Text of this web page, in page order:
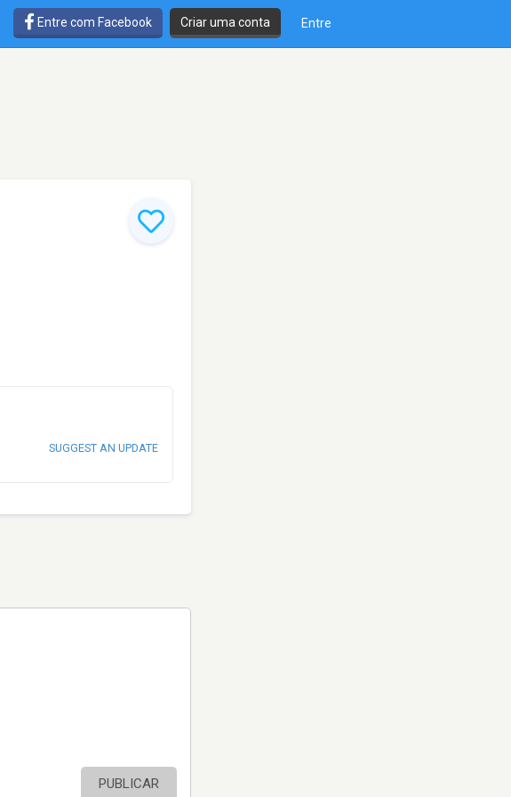
Entre com Facebook Criar uma conta Entre
SUGGEST AN UPDATE
PUBLICAR